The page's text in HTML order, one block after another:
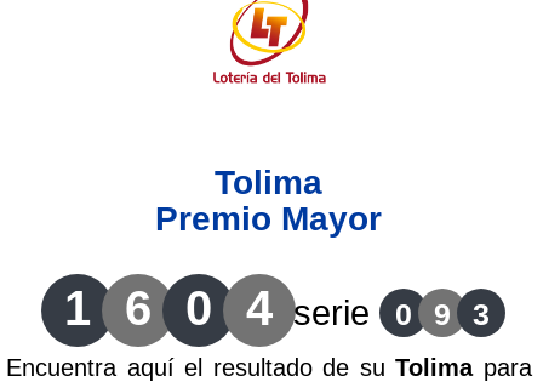
Lotería de Risaralda
Lotería de Santander
Lotería del Cauca
Lotería de Boyaca
Tolima
Premio Mayor
1 6 0 4 serie 0 9 3
Encuentra aquí el resultado de suTolimapara